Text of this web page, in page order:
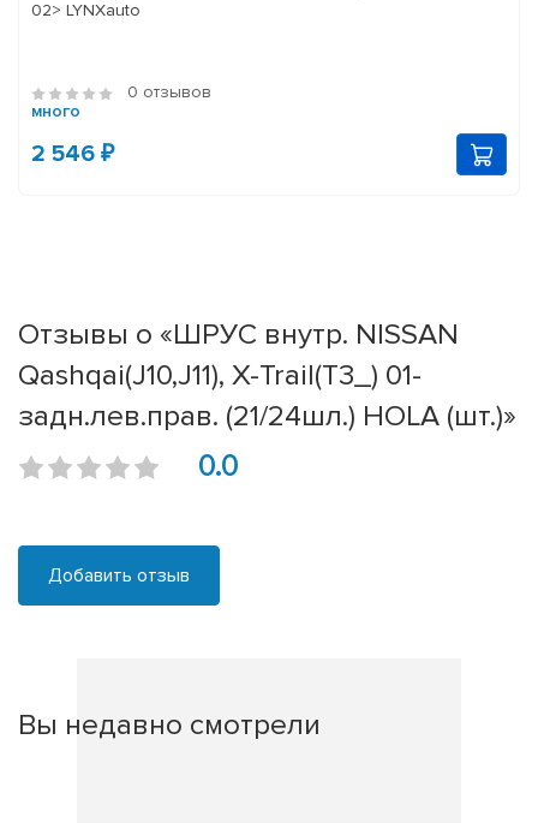
02> LYNXauto
0 отзывов
много
2 546 ₽
Отзывы о «ШРУС внутр. NISSAN
Qashqai(J10,J11), X-Trail(T3_) 01-
задн.лев.прав. (21/24шл.) HOLA (шт.)»
0.0
Добавить отзыв
Вы недавно смотрели